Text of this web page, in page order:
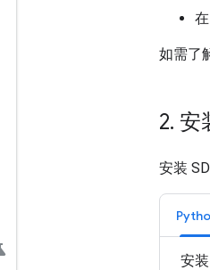
在
如需了
2. 安
安装
安装